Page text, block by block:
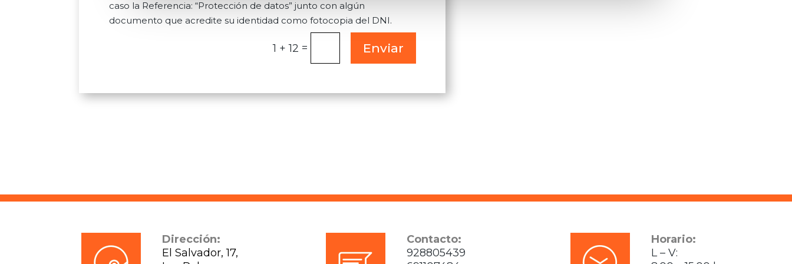
caso la Referencia: “Protección de datos” junto con algún
documento que acredite su identidad como fotocopia del DNI.
1 + 12 = Enviar
Dirección:
El Salvador, 17,
Contacto:
928805439
Horario:
L – V: